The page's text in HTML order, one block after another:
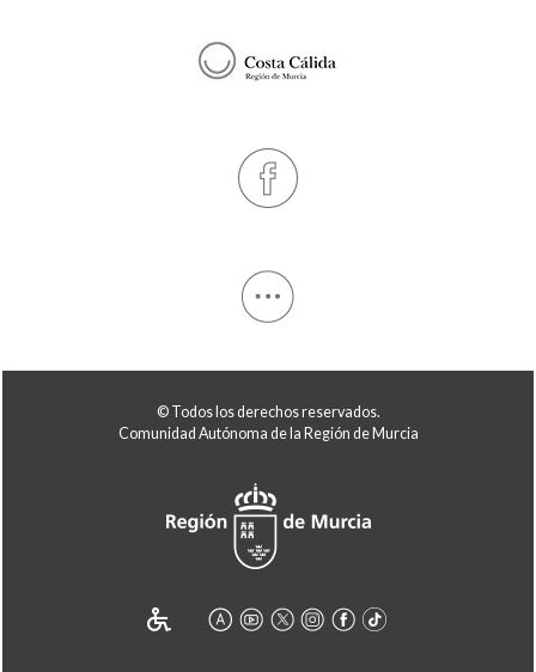
© Todos los derechos reservados.
Comunidad Autónoma de la Región de Murcia